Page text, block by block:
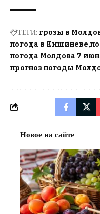
ТЕГИ: грозы в
погода в Кишиневе
погода Молдова 7
прогноз погоды
Новое на сайте